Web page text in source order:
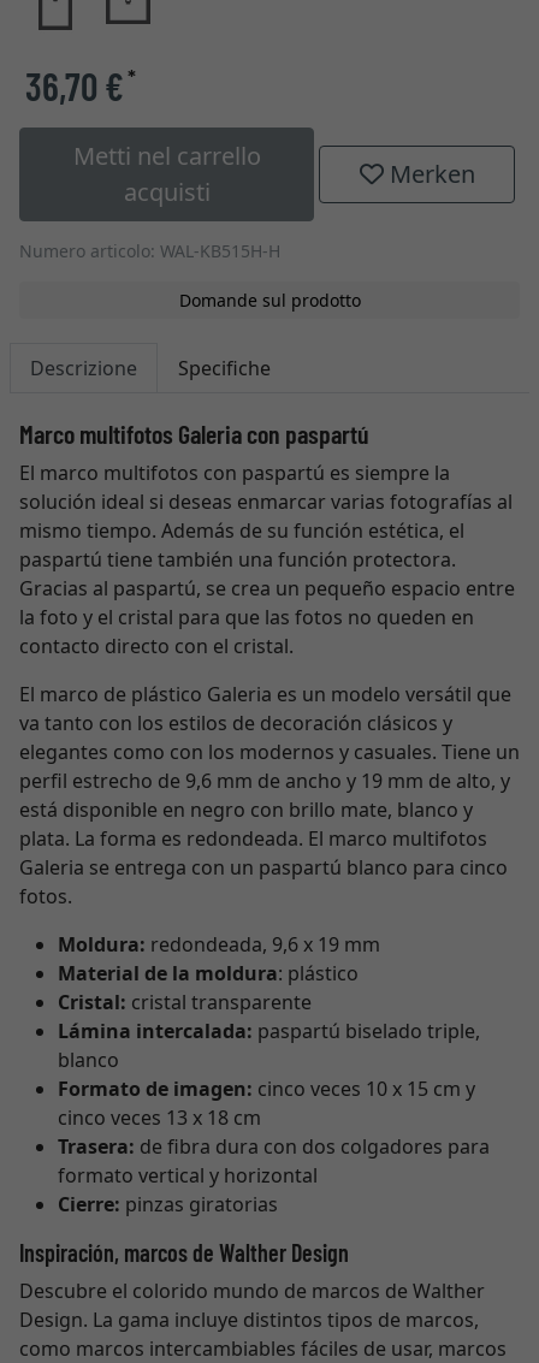
36,70 €*
Metti nel carrello
acquisti
Merken
Numero articolo: WAL-KB515H-H
Domande sul prodotto
Descrizione Specifiche
Marco multifotos Galeria con paspartú
El marco multifotos con paspartú es siempre la
solución ideal si deseas enmarcar varias fotografías al
mismo tiempo. Además de su función estética, el
paspartú tiene también una función protectora.
Gracias al paspartú, se crea un pequeño espacio entre
la foto y el cristal para que las fotos no queden en
contacto directo con el cristal.
El marco de plástico Galeria es un modelo versátil que
va tanto con los estilos de decoración clásicos y
elegantes como con los modernos y casuales. Tiene un
perfil estrecho de 9,6 mm de ancho y 19 mm de alto, y
está disponible en negro con brillo mate, blanco y
plata. La forma es redondeada. El marco multifotos
Galeria se entrega con un paspartú blanco para cinco
fotos.
Moldura: redondeada, 9,6 x 19 mm
Material de la moldura: plástico
Cristal: cristal transparente
Lámina intercalada: paspartú biselado triple,
blanco
Formato de imagen: cinco veces 10 x 15 cm y
cinco veces 13 x 18 cm
Trasera: de fibra dura con dos colgadores para
formato vertical y horizontal
Cierre: pinzas giratorias
Inspiración, marcos de Walther Design
Descubre el colorido mundo de marcos de Walther
Design. La gama incluye distintos tipos de marcos,
como marcos intercambiables fáciles de usar, marcos